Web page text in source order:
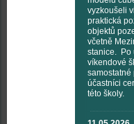
vyzkoušeli
praktická
objektů
včetně
stanice. Po
víkendové
samostatné
účastníci
této školy.